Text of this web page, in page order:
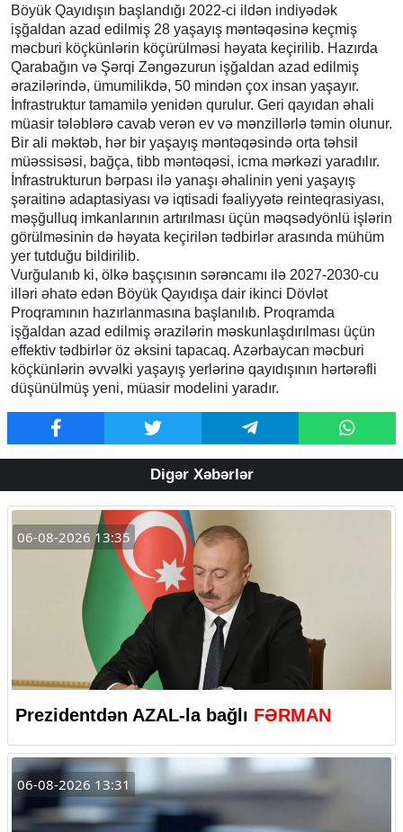
Böyük Qayıdışın başlandığı 2022-ci ildən indiyədək
işğaldan azad edilmiş 28 yaşayış məntəqəsinə keçmiş
məcburi köçkünlərin köçürülməsi həyata keçirilib. Hazırda
Qarabağın və Şərqi Zəngəzurun işğaldan azad edilmiş
ərazilərində, ümumilikdə, 50 mindən çox insan yaşayır.
İnfrastruktur tamamilə yenidən qurulur. Geri qayıdan əhali
müasir tələblərə cavab verən ev və mənzillərlə təmin olunur.
Bir ali məktəb, hər bir yaşayış məntəqəsində orta təhsil
müəssisəsi, bağça, tibb məntəqəsi, icma mərkəzi yaradılır.
İnfrastrukturun bərpası ilə yanaşı əhalinin yeni yaşayış
şəraitinə adaptasiyası və iqtisadi fəaliyyətə reinteqrasiyası,
məşğulluq imkanlarının artırılması üçün məqsədyönlü işlərin
görülməsinin də həyata keçirilən tədbirlər arasında mühüm
yer tutduğu bildirilib.
Vurğulanıb ki, ölkə başçısının sərəncamı ilə 2027-2030-cu
illəri əhatə edən Böyük Qayıdışa dair ikinci Dövlət
Proqramının hazırlanmasına başlanılıb. Proqramda
işğaldan azad edilmiş ərazilərin məskunlaşdırılması üçün
effektiv tədbirlər öz əksini tapacaq. Azərbaycan məcburi
köçkünlərin əvvəlki yaşayış yerlərinə qayıdışının hərtərəfli
düşünülmüş yeni, müasir modelini yaradır.
Digər Xəbərlər
06-08-2026 13:35
Prezidentdən AZAL-la bağlı FƏRMAN
06-08-2026 13:31